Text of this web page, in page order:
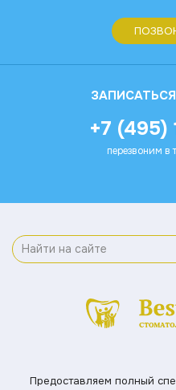
+7 (495)
перезвоним в
Предоставляем полный